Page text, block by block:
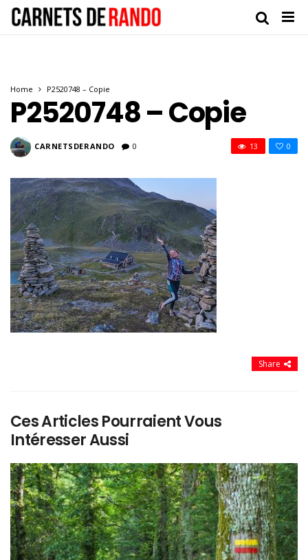
Home P2520748 – Copie
P2520748 – Copie
CARNETSDERANDO 0 0
13
Share
Ces Articles Pourraient Vous
Intéresser Aussi